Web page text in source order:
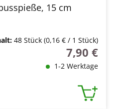
15 cm
48 Stück (0,16 € / 1 Stück)
Regulärer
7,90 €
1-2 Werktage